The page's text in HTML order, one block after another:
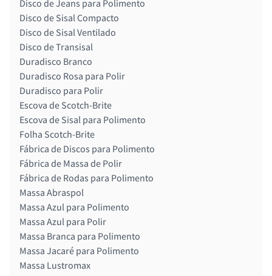
Disco de Jeans para Polimento
Disco de Sisal Compacto
Disco de Sisal Ventilado
Disco de Transisal
Duradisco Branco
Duradisco Rosa para Polir
Duradisco para Polir
Escova de Scotch-Brite
Escova de Sisal para Polimento
Folha Scotch-Brite
Fábrica de Discos para Polimento
Fábrica de Massa de Polir
Fábrica de Rodas para Polimento
Massa Abraspol
Massa Azul para Polimento
Massa Azul para Polir
Massa Branca para Polimento
Massa Jacaré para Polimento
Massa Lustromax